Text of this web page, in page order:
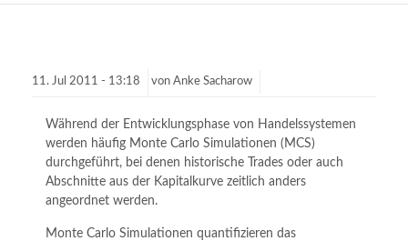
11. Jul 2011 - 13:18 von Anke Sacharow
Während der Entwicklungsphase von Handelssystemen
werden häufig Monte Carlo Simulationen (MCS)
durchgeführt, bei denen historische Trades oder auch
Abschnitte aus der Kapitalkurve zeitlich anders
angeordnet werden.
Monte Carlo Simulationen quantifizieren das